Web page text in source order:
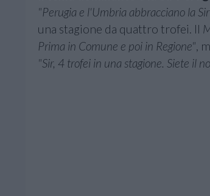
"Perugia e l'Umbria abbracciano la
una stagione da quattro trofei. Il
Prima in Comune e poi in Regione" ,
"Sir, 4 trofei in una stagione. Siete il